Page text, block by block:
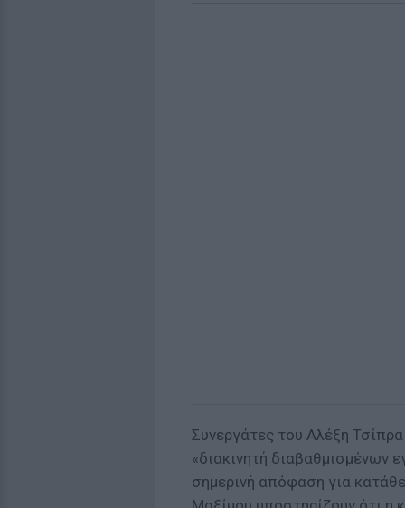
Συνεργάτες του Αλέξη
«διακινητή διαβαθμισμένων
σημερινή απόφαση για